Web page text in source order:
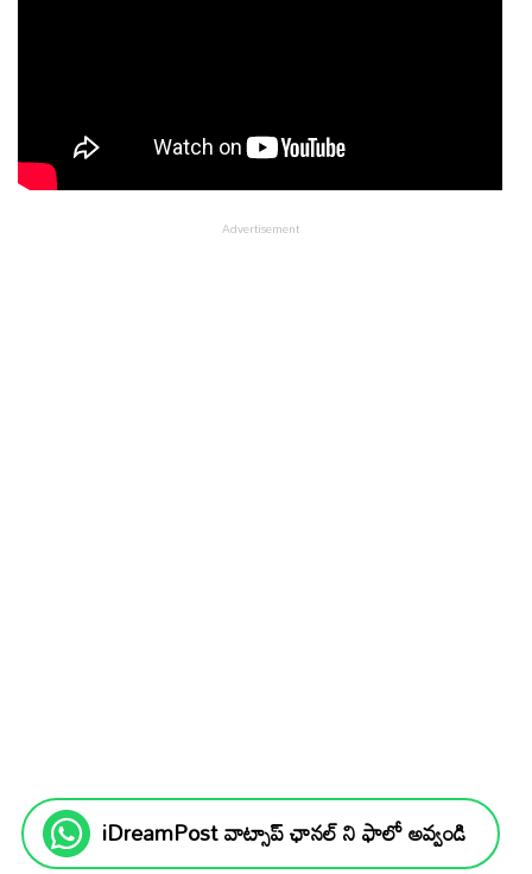
iDreamPost వాట్సాప్ ఛానల్ ని ఫాలో అవ్వండి